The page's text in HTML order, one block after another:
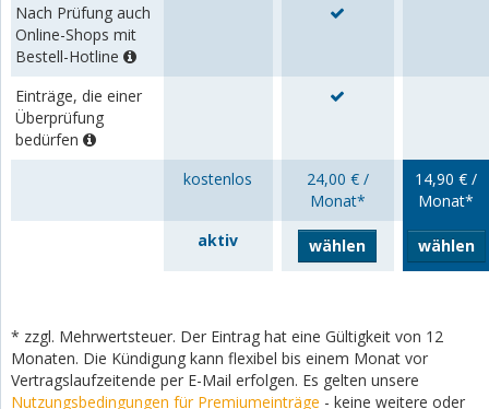
Nach Prüfung auch
Online-Shops mit
Bestell-Hotline
Einträge, die einer
Überprüfung
bedürfen
kostenlos
24,00 € /
Monat*
14,90 € /
Monat*
aktiv
wählen wählen
* zzgl. Mehrwertsteuer. Der Eintrag hat eine Gültigkeit von 12
Monaten. Die Kündigung kann flexibel bis einem Monat vor
Vertragslaufzeitende per E-Mail erfolgen. Es gelten unsere
Nutzungsbedingungen für Premiumeinträge - keine weitere oder